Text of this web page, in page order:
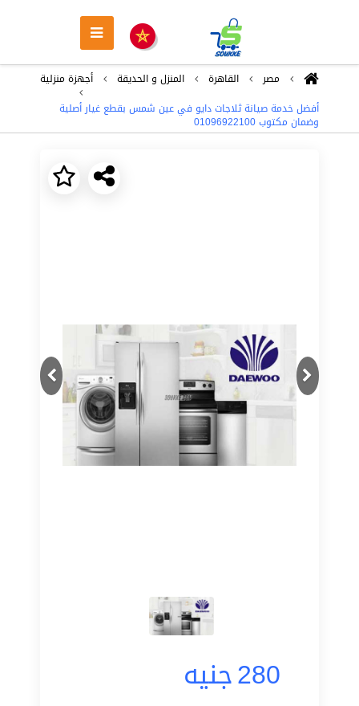
مصر القاهرة المنزل و الحديقة
أجهزة منزلية
أفضل خدمة صيانة ثلاجات دايو في عين شمس بقطع غيار أصلية
وضمان مكتوب 01096922100
Previous
Next
280جنيه